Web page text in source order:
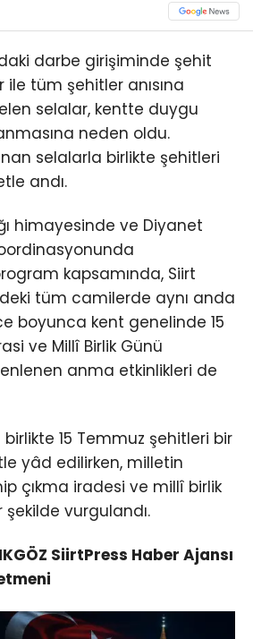
darbe girişiminde şehit
tüm şehitler anısına
selalar, kentte duygu
neden oldu.
selalarla birlikte şehitleri
andı.
himayesinde ve Diyanet
kapsamında, Siirt
tüm camilerde aynı anda
boyunca kent genelinde 15
ve Millî Birlik Günü
anma etkinlikleri de
15 Temmuz şehitleri bir
yâd edilirken, milletin
çıkma iradesi ve millî birlik
vurgulandı.
SiirtPress Haber Ajansı